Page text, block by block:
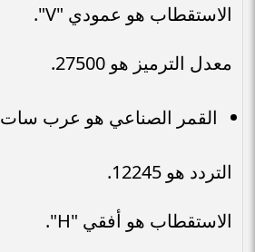
الاستقطاب هو عمودي "V".
معدل الترميز هو 27500.
القمر الصناعي هو عرب سات
التردد هو 12245.
الاستقطاب هو أفقي "H".